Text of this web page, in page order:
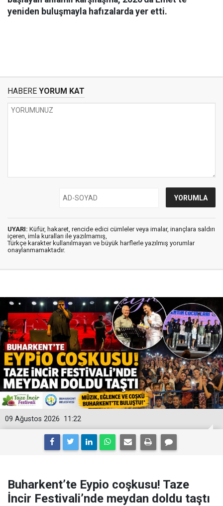
yeniden buluşmayla hafızalarda yer etti.
HABERE YORUM KAT
UYARI: Küfür, hakaret, rencide edici cümleler veya imalar, inançlara saldırı
içeren, imla kuralları ile yazılmamış,
Türkçe karakter kullanılmayan ve büyük harflerle yazılmış yorumlar
onaylanmamaktadır.
11:22
09 Ağustos 2026
Buharkent’te Eypio coşkusu! Taze
İncir Festivali’nde meydan doldu taştı